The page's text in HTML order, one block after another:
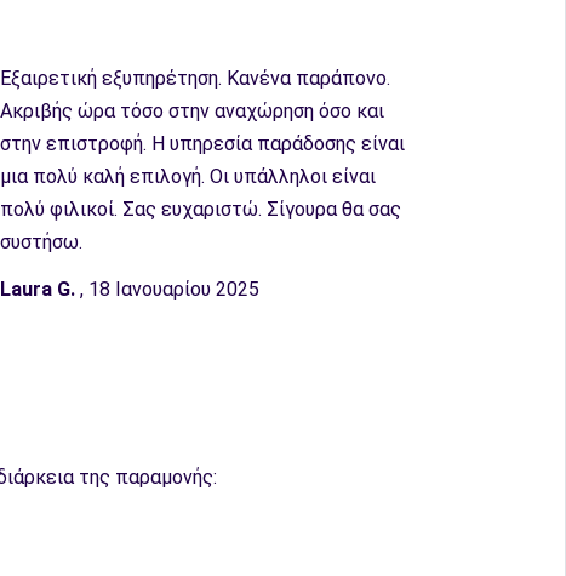
Εξαιρετική εξυπηρέτηση. Κανένα παράπονο.
Ακριβής ώρα τόσο στην αναχώρηση όσο και
στην επιστροφή. Η υπηρεσία παράδοσης είναι
μια πολύ καλή επιλογή. Οι υπάλληλοι είναι
πολύ φιλικοί. Σας ευχαριστώ. Σίγουρα θα σας
συστήσω.
Laura G. , 18 Ιανουαρίου 2025
της παραμονής: